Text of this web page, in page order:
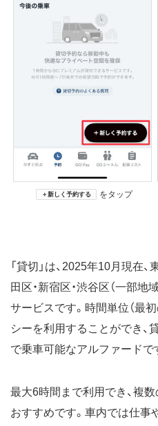
＋新しく予約する をタップ
「貸切」は、2025年10月現在
田区・新宿区・渋谷区（一部
サービスです。時間単位（最
シーを利用することができ、
で乗車可能なアルファードで
最大6時間まで利用でき、複
おすすめです。車内では仕事